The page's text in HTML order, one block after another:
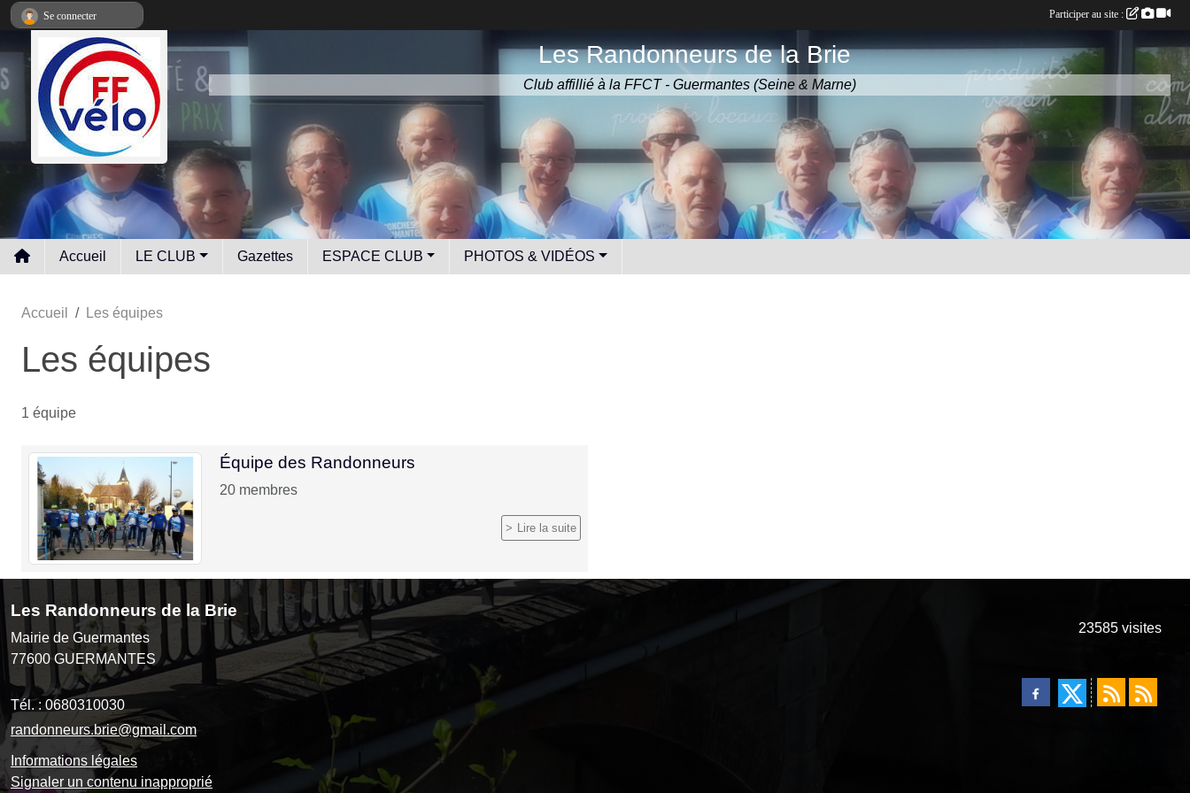
Les Randonneurs de la Brie
Club affillié à la FFCT - Guermantes (Seine & Marne)
Accueil LE CLUB Gazettes ESPACE CLUB PHOTOS & VIDÉOS
Accueil Les équipes
Les équipes
1 équipe
Équipe des Randonneurs
20 membres
Lire la suite
Les Randonneurs de la Brie
Mairie de Guermantes
77600 GUERMANTES
Tél. : 0680310030
randonneurs.brie@gmail.com
Informations légales
Signaler un contenu inapproprié
23585 visites
Se connecter Participer au site :
Panneau de gestion des cookies